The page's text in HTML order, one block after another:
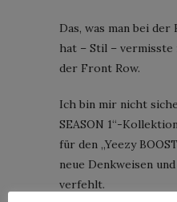
Das, was man bei
hat – Stil – vermisste
der Front Row.
Ich bin mir nicht
SEASON 1“-
für den „Yeezy
neue Denkweisen
verfehlt.